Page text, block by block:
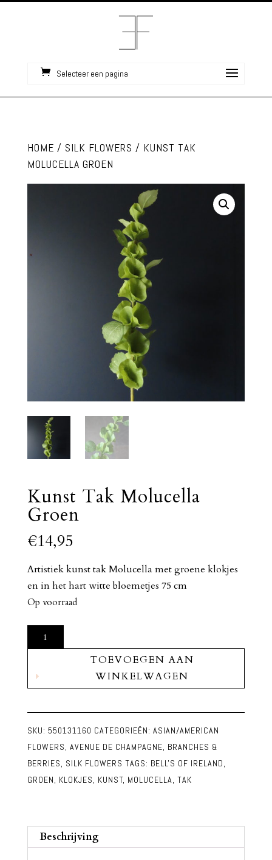
Selecteer een pagina
HOME / SILK FLOWERS / KUNST TAK
MOLUCELLA GROEN
Kunst Tak Molucella
Groen
€14,95
Artistiek kunst tak Molucella met groene klokjes
en in het hart witte bloemetjes 75 cm
Op voorraad
Kunst
Tak
Groen
TOEVOEGEN AAN
WINKELWAGEN
SKU: 550131160 CATEGORIEËN: ASIAN/AMERICAN
FLOWERS, AVENUE DE CHAMPAGNE, BRANCHES &
BERRIES, SILK FLOWERS TAGS: BELL'S OF IRELAND,
GROEN, KLOKJES, KUNST, MOLUCELLA, TAK
Beschrijving